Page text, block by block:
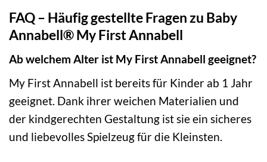
FAQ – Häufig gestellte Fragen zu Baby
Annabell® My First Annabell
Ab welchem Alter ist My First Annabell geeignet?
My First Annabell ist bereits für Kinder ab 1 Jahr
geeignet. Dank ihrer weichen Materialien und
der kindgerechten Gestaltung ist sie ein sicheres
und liebevolles Spielzeug für die Kleinsten.